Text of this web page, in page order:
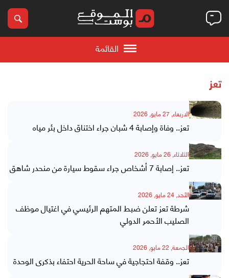
القائمة
تعز
الاربعاء, 27 مايو, 2026
تعز.. وفاة وإصابة 4 شبان جراء اختناق داخل بئر مياه
الثلاثاء, 26 مايو, 2026
تعز.. إصابة 7 أشخاص جراء سقوط سيارة من منحدر شاهق
الأحد, 24 مايو, 2026
شرطة تعز تعلن ضبط المتهم الرئيسي في اغتيال موظف
الصليب الأحمر الدولي
الجمعة, 22 مايو, 2026
تعز.. وقفة احتجاجية في ساحة الحرية احتفاء بذكرى الوحدة